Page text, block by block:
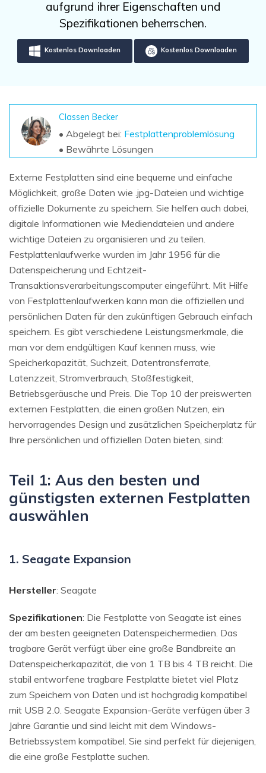
Unbegrenzte Daten vom Mac-System
wiederherstellen
Kostenlos Testen
Verlorene/gel?schte Daten kostenlos
Kostenlos Testen
Weitere Produkte
Repairit - Datenreparatur
UBackit - Datensicherung
Datenverlust-Szenarien
Aktuelles Thema
Sign In
search
aufgrund ihrer Eigenschaften und
Spezifikationen beherrschen.
Kostenlos Downloaden Kostenlos Downloaden
Classen Becker
• Abgelegt bei: Festplattenproblemlösung
• Bewährte Lösungen
Externe Festplatten sind eine bequeme und einfache
Möglichkeit, große Daten wie .jpg-Dateien und wichtige
offizielle Dokumente zu speichern. Sie helfen auch dabei,
digitale Informationen wie Mediendateien und andere
wichtige Dateien zu organisieren und zu teilen.
Festplattenlaufwerke wurden im Jahr 1956 für die
Datenspeicherung und Echtzeit-
Transaktionsverarbeitungscomputer eingeführt. Mit Hilfe
von Festplattenlaufwerken kann man die offiziellen und
persönlichen Daten für den zukünftigen Gebrauch einfach
speichern. Es gibt verschiedene Leistungsmerkmale, die
man vor dem endgültigen Kauf kennen muss, wie
Speicherkapazität, Suchzeit, Datentransferrate,
Latenzzeit, Stromverbrauch, Stoßfestigkeit,
Betriebsgeräusche und Preis. Die Top 10 der preiswerten
externen Festplatten, die einen großen Nutzen, ein
hervorragendes Design und zusätzlichen Speicherplatz für
Ihre persönlichen und offiziellen Daten bieten, sind:
Teil 1: Aus den besten und
günstigsten externen Festplatten
auswählen
1. Seagate Expansion
Hersteller: Seagate
Spezifikationen: Die Festplatte von Seagate ist eines
der am besten geeigneten Datenspeichermedien. Das
tragbare Gerät verfügt über eine große Bandbreite an
Datenspeicherkapazität, die von 1 TB bis 4 TB reicht. Die
stabil entworfene tragbare Festplatte bietet viel Platz
zum Speichern von Daten und ist hochgradig kompatibel
mit USB 2.0. Seagate Expansion-Geräte verfügen über 3
Jahre Garantie und sind leicht mit dem Windows-
Betriebssystem kompatibel. Sie sind perfekt für diejenigen,
die eine große Festplatte suchen.